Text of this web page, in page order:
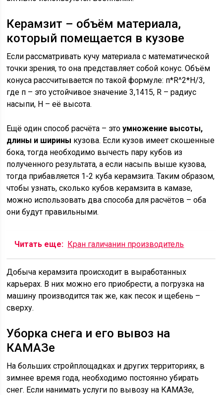
Керамзит – объём материала,
который помещается в кузове
Если рассматривать кучу материала с математической
точки зрения, то она представляет собой конус. Объём
конуса рассчитывается по такой формуле: п*R^2*H/3,
где п – это устойчивое значение 3,1415, R – радиус
насыпи, H – её высота.
Ещё один способ расчёта – этоумножение высоты,
длины и ширины кузова. Если кузов имеет скошенные
бока, тогда необходимо вычесть пару кубов из
полученного результата, а если насыпь выше кузова,
тогда прибавляется 1-2 куба керамзита. Таким образом,
чтобы узнать, сколько кубов керамзита в камазе,
можно использовать два способа для расчётов – оба
они будут правильными.
Читать еще: Кран галичанин производитель
Добыча керамзита происходит в выработанных
карьерах. В них можно его приобрести, а погрузка на
машину производится так же, как песок и щебень –
сверху.
Уборка снега и его вывоз на
КАМАЗе
На больших стройплощадках и других территориях, в
зимнее время года, необходимо постоянно убирать
снег. Если нанимать услуги по вывозу на КАМАЗе,